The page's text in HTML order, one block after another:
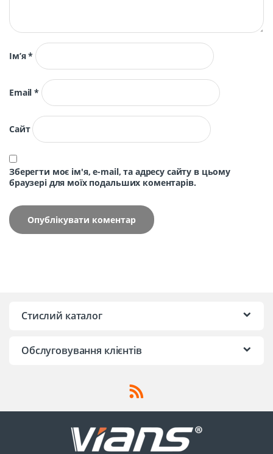
Ім’я*
Email*
Сайт
Зберегти моє ім'я, e-mail, та адресу сайту в цьому
браузері для моїх подальших коментарів.
Стислий каталог
Обслуговування клієнтів